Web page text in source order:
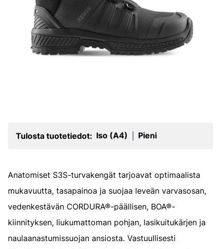
Tulosta tuotetiedot: Iso (A4) Pieni
Anatomiset S3S-turvakengät tarjoavat optimaalista
mukavuutta, tasapainoa ja suojaa leveän varvasosan,
vedenkestävän CORDURA®-päällisen, BOA®-
kiinnityksen, liukumattoman pohjan, lasikuitukärjen ja
naulaanastumissuojan ansiosta. Vastuullisesti